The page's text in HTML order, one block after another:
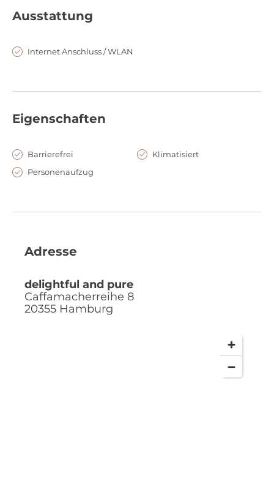
Ausstattung
Internet Anschluss / WLAN
Eigenschaften
Barrierefrei
Klimatisiert
Personenaufzug
Adresse
delightful and pure
Caffamacherreihe 8
20355 Hamburg